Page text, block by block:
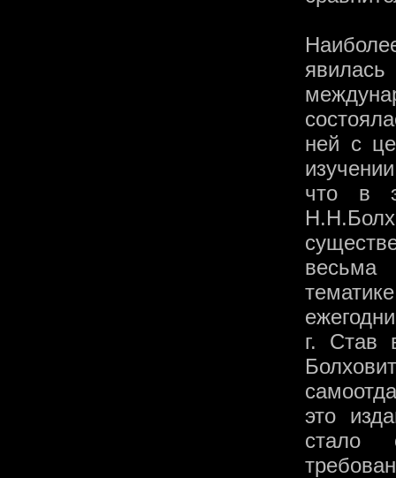
ней с
что в
весьма
г. Став
это
стало